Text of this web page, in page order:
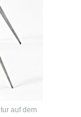
auf dem